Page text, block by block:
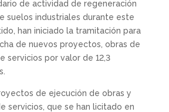
de actividad de regeneración
suelos industriales durante este
han iniciado la tramitación para
de nuevos proyectos, obras de
servicios por valor de 12,3
de ejecución de obras y
servicios, que se han licitado en